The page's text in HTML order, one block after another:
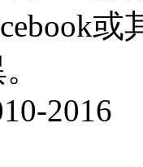
2016